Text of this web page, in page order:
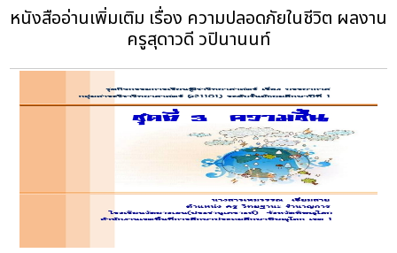
หนังสืออ่านเพิ่มเติม เรื่อง ความปลอดภัยในชีวิต ผลงาน
ครูสุดาวดี วปินานนท์